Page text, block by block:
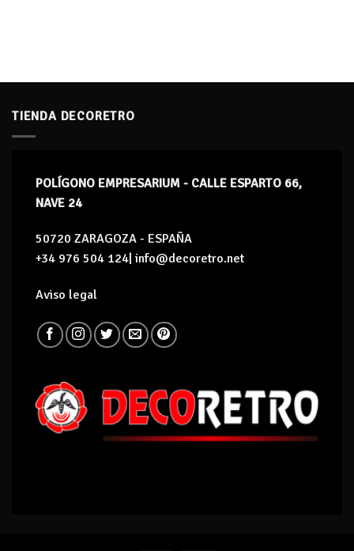
TIENDA DECORETRO
POLÍGONO EMPRESARIUM - CALLE ESPARTO 66,
NAVE 24
50720 ZARAGOZA - ESPAÑA
+34 976 504 124| info@decoretro.net
Aviso legal